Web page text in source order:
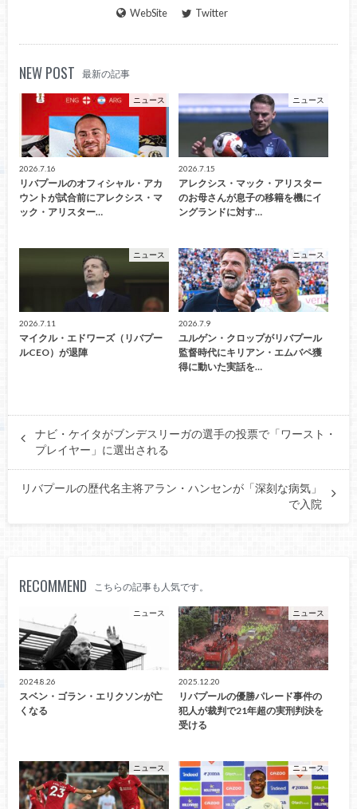
WebSite Twitter
NEW POST 最新の記事
ニュース
2026.7.16
リバプールのオフィシャル・アカ
ウントが試合前にアレクシス・マ
ック・アリスター…
ニュース
2026.7.15
アレクシス・マック・アリスター
のお母さんが息子の移籍を機にイ
ングランドに対す…
ニュース
2026.7.11
マイクル・エドワーズ（リバプー
ルCEO）が退陣
ニュース
2026.7.9
ユルゲン・クロップがリバプール
監督時代にキリアン・エムバペ獲
得に動いた実話を…
ナビ・ケイタがブンデスリーガの選手の投票で「ワースト・
プレイヤー」に選出される
リバプールの歴代名主将アラン・ハンセンが「深刻な病気」
で入院
RECOMMEND こちらの記事も人気です。
ニュース
2024.8.26
スベン・ゴラン・エリクソンが亡
くなる
ニュース
2025.12.20
リバプールの優勝パレード事件の
犯人が裁判で21年超の実刑判決を
受ける
ニュース ニュース